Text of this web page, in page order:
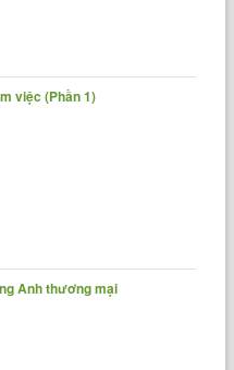
việc (Phần 1)
Anh thương mại